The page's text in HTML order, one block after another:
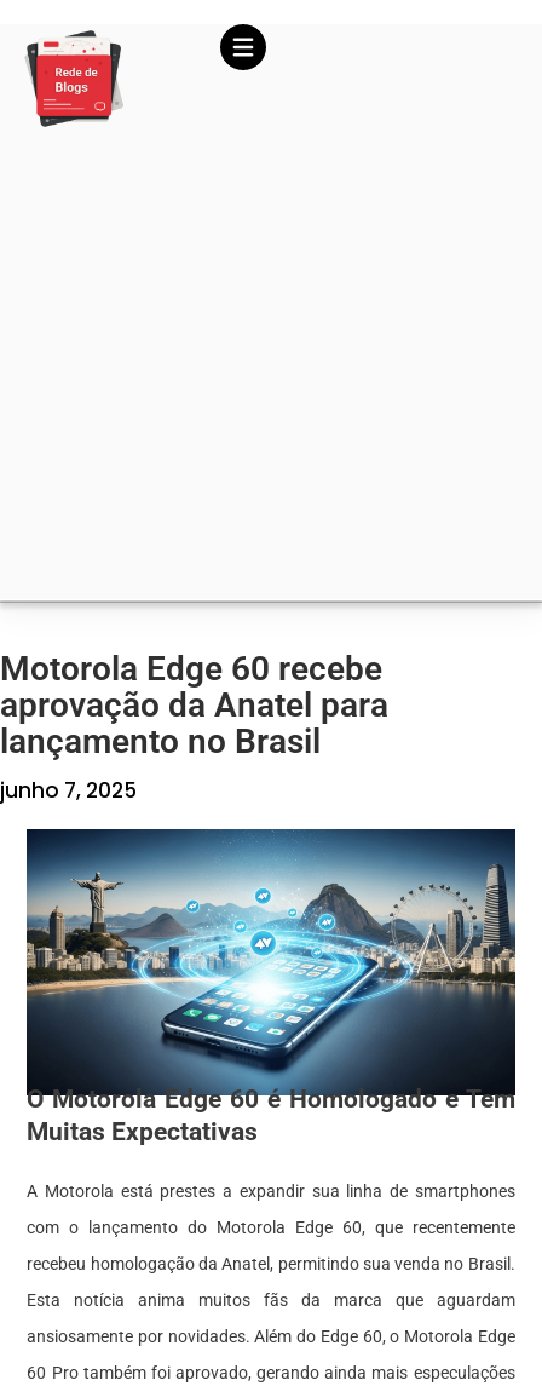
Motorola Edge 60 recebe
aprovação da Anatel para
lançamento no Brasil
junho 7, 2025
O Motorola Edge 60 é Homologado e Tem
Muitas Expectativas
A Motorola está prestes a expandir sua linha de smartphones
com o lançamento do Motorola Edge 60, que recentemente
recebeu homologação da Anatel, permitindo sua venda no Brasil.
Esta notícia anima muitos fãs da marca que aguardam
ansiosamente por novidades. Além do Edge 60, o Motorola Edge
60 Pro também foi aprovado, gerando ainda mais especulações